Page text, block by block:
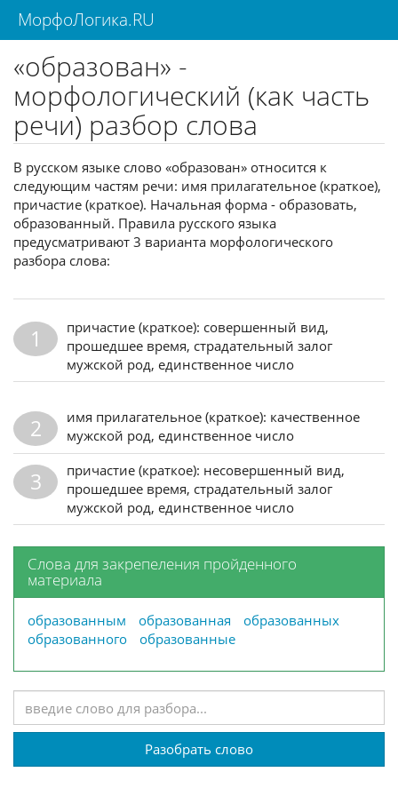
МорфоЛогика.RU
«образован» -
морфологический (как часть
речи) разбор слова
В русском языке слово «образован» относится к
следующим частям речи: имя прилагательное (краткое),
причастие (краткое). Начальная форма - образовать,
образованный. Правила русского языка
предусматривают 3 варианта морфологического
разбора слова:
1
причастие (краткое): совершенный вид,
прошедшее время, страдательный залог
мужской род, единственное число
2
имя прилагательное (краткое): качественное
мужской род, единственное число
3
причастие (краткое): несовершенный вид,
прошедшее время, страдательный залог
мужской род, единственное число
Слова для закрепеления пройденного
материала
образованным образованная
образованных
образованного
образованные
Разобрать слово